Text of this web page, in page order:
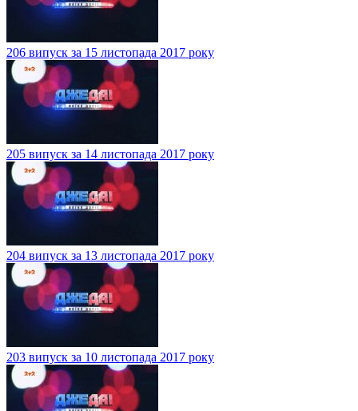
206 випуск за 15 листопада 2017 року
205 випуск за 14 листопада 2017 року
204 випуск за 13 листопада 2017 року
203 випуск за 10 листопада 2017 року